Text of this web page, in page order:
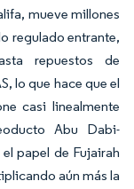
mueve millones
regulado entrante,
repuestos de
lo que hace que el
casi linealmente
Abu Dabi-
papel de Fujairah
aún más la